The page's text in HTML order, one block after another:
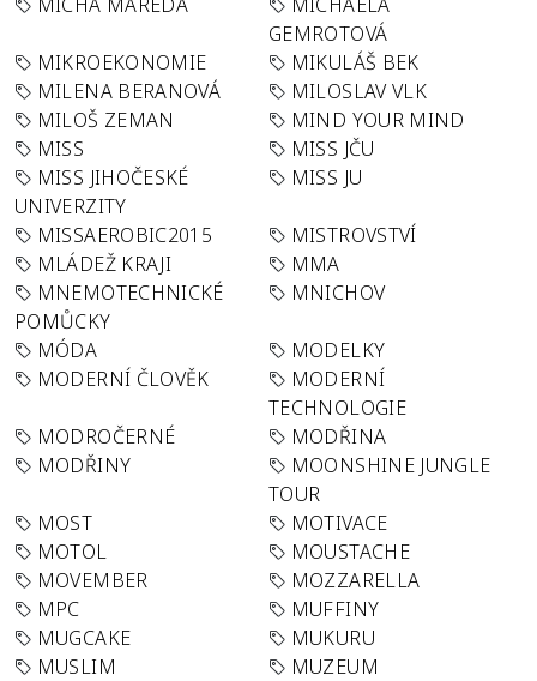
GEMROTOVÁ
MIKROEKONOMIE
MIKULÁŠ BEK
MILENA BERANOVÁ
MILOSLAV VLK
MILOŠ ZEMAN
MIND YOUR MIND
MISS
MISS JČU
MISS JIHOČESKÉ
UNIVERZITY
MISS JU
MISSAEROBIC2015
MISTROVSTVÍ
MLÁDEŽ KRAJI
MMA
MNEMOTECHNICKÉ
POMŮCKY
MNICHOV
MÓDA
MODELKY
MODERNÍ ČLOVĚK
MODERNÍ
TECHNOLOGIE
MODROČERNÉ
MODŘINA
MODŘINY
MOONSHINE JUNGLE
TOUR
MOST
MOTIVACE
MOTOL
MOUSTACHE
MOVEMBER
MOZZARELLA
MPC
MUFFINY
MUGCAKE
MUKURU
MUSLIM
MUZEUM